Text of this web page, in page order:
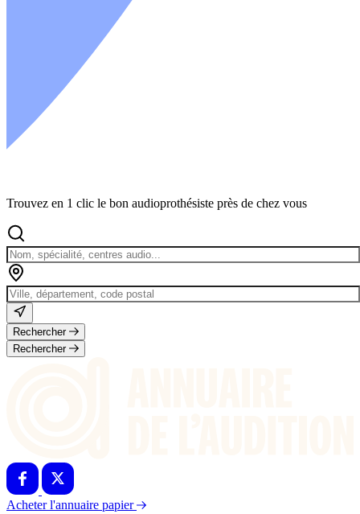
Trouvez en 1 clic le bon audioprothésiste près de chez vous
Rechercher
Rechercher
Acheter l'annuaire papier